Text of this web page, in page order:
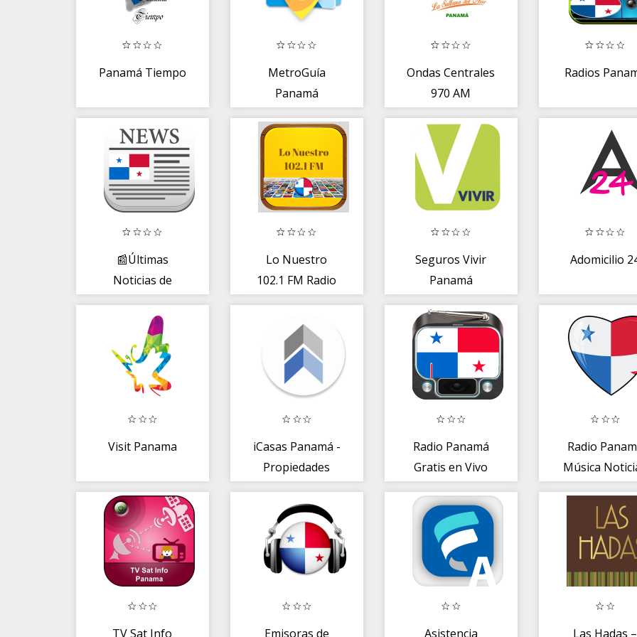
Panamá Tiempo
MetroGuía
Panamá
Ondas Centrales
970 AM
Radios
📰Últimas
Noticias de
Lo Nuestro
102.1 FM Radio
Panama
Seguros Vivir
Panamá
Adomicilio
Visit Panama
iCasas Panamá -
Propiedades
Radio Panamá
Gratis en Vivo
Radio
Música
TV Sat Info Emisoras de Asistencia Las Hadas –